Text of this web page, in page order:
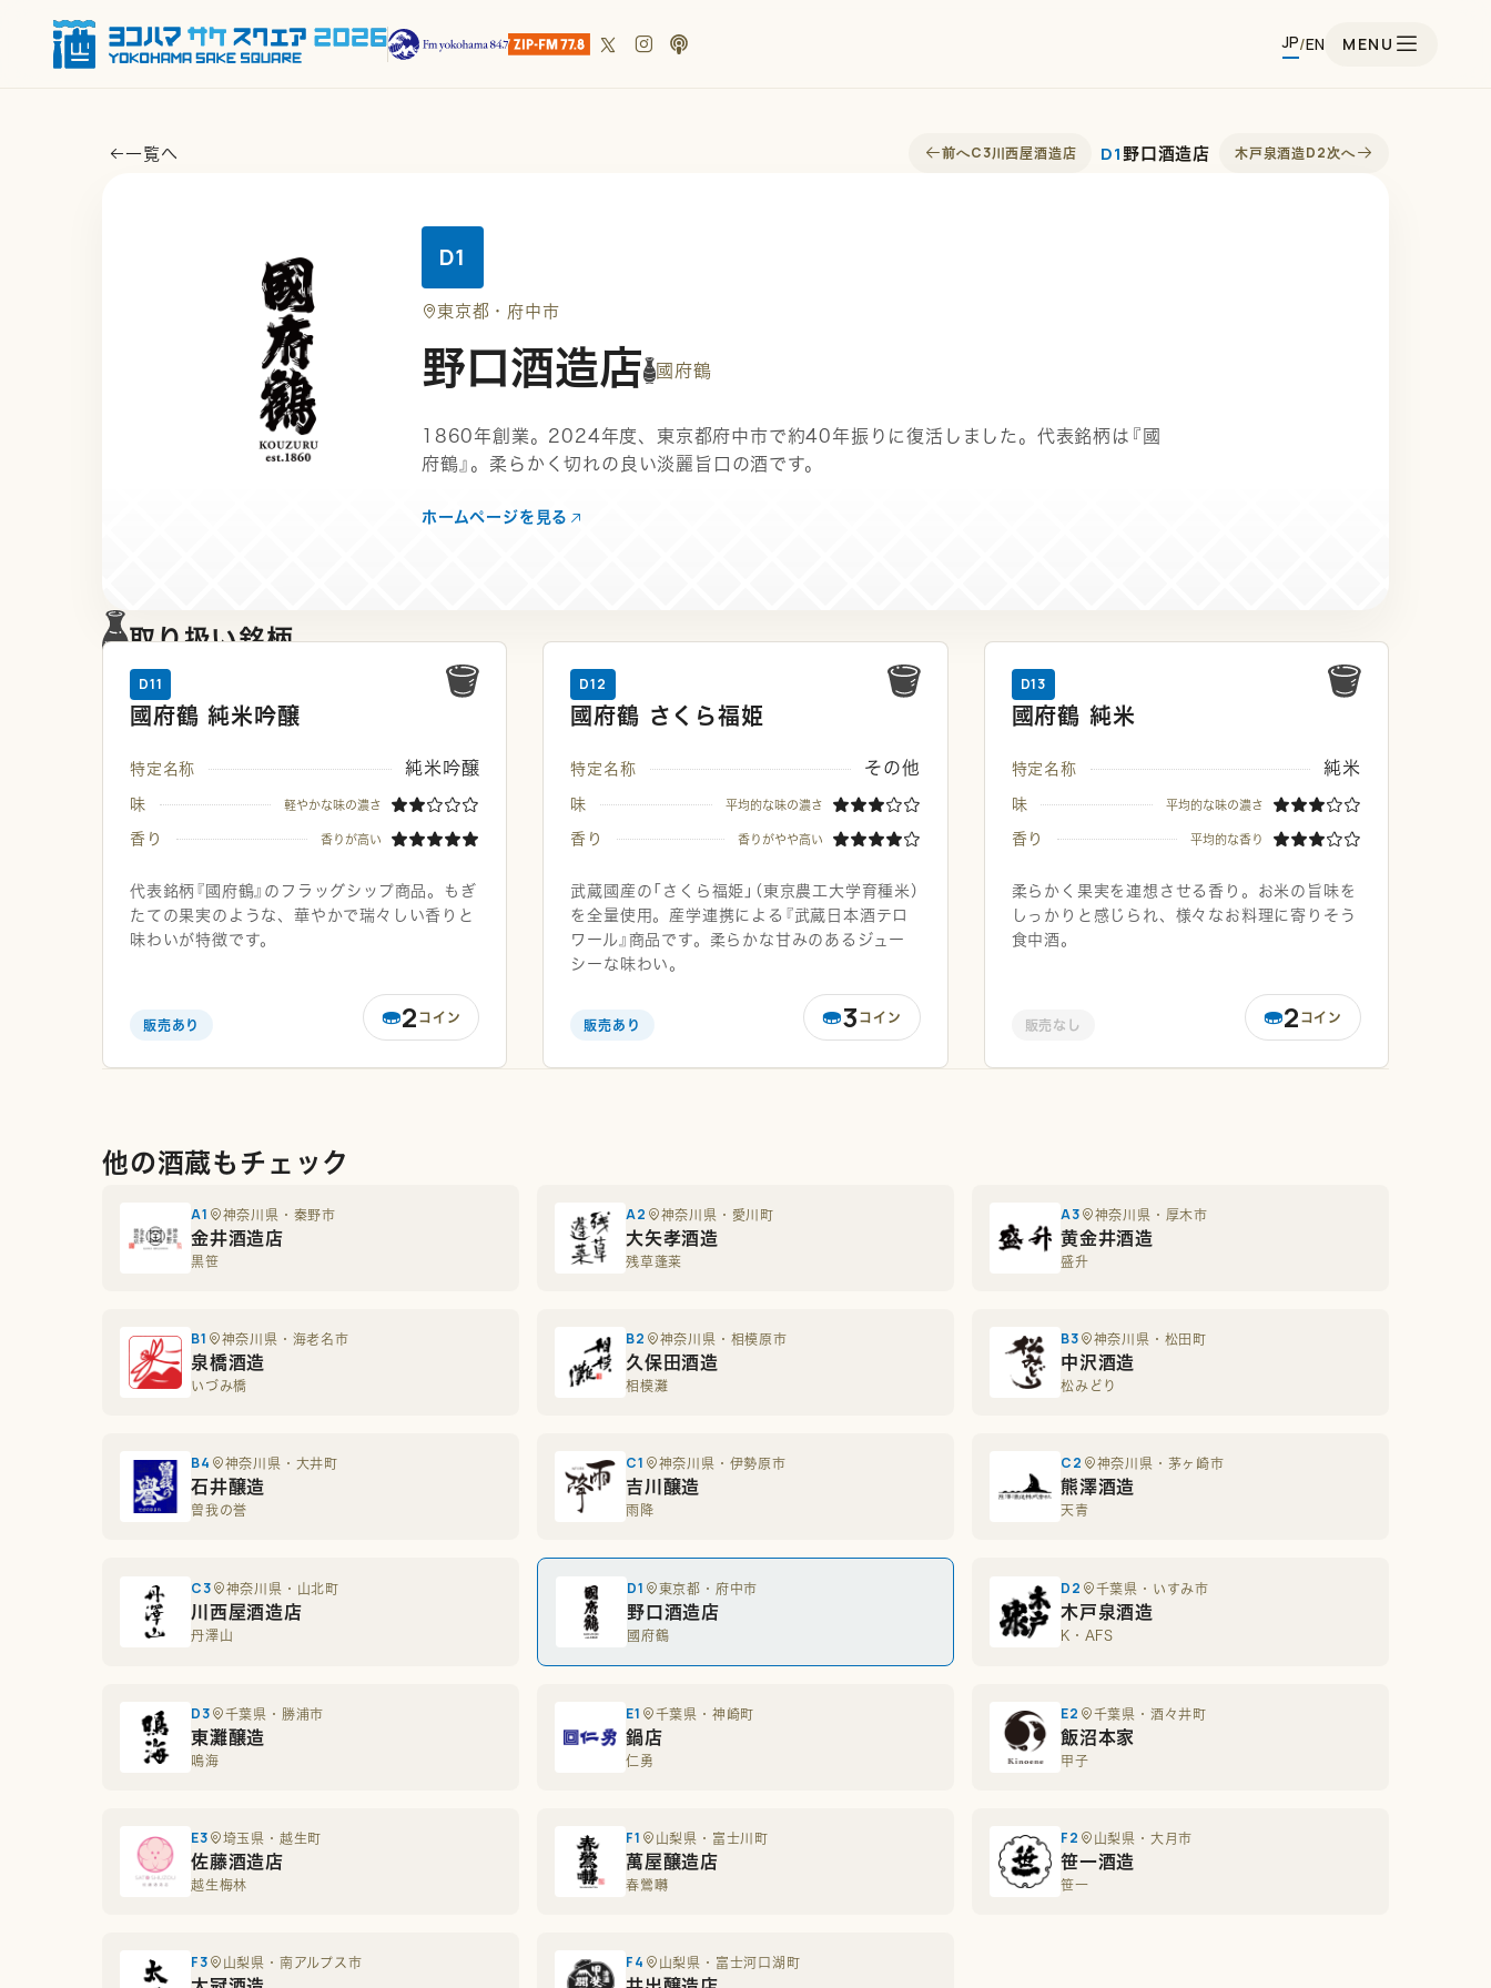
JP/EN MENU
一覧へ 前へC3川西屋酒造店 D1 野口酒造店 木戸泉酒造D2次へ
D1
東京都・府中市
野口酒造店 國府鶴
1860年創業。2024年度、東京都府中市で約40年振りに復活しました。代表銘柄は『國
府鶴』。柔らかく切れの良い淡麗旨口の酒です。
ホームページを見る
取り扱い銘柄
D11
國府鶴 純米吟醸
特定名称 純米吟醸
味 軽やかな味の濃さ
香り 香りが高い
代表銘柄『國府鶴』のフラッグシップ商品。もぎ
たての果実のような、華やかで瑞々しい香りと
味わいが特徴です。
販売あり 2 コイン
D12
國府鶴 さくら福姫
特定名称 その他
味 平均的な味の濃さ
香り 香りがやや高い
武蔵國産の「さくら福姫」（東京農工大学育種米）
を全量使用。産学連携による『武蔵日本酒テロ
ワール』商品です。柔らかな甘みのあるジュー
シーな味わい。
販売あり 3 コイン
D13
國府鶴 純米
特定名称 純米
味 平均的な味の濃さ
香り 平均的な香り
柔らかく果実を連想させる香り。お米の旨味を
しっかりと感じられ、様々なお料理に寄りそう
食中酒。
販売なし 2 コイン
他の酒蔵もチェック
A1 神奈川県・秦野市
金井酒造店
黒笹
A2 神奈川県・愛川町
大矢孝酒造
残草蓬莱
A3 神奈川県・厚木市
黄金井酒造
盛升
B1 神奈川県・海老名市
泉橋酒造
いづみ橋
B2 神奈川県・相模原市
久保田酒造
相模灘
B3 神奈川県・松田町
中沢酒造
松みどり
B4 神奈川県・大井町
石井醸造
曽我の誉
C1 神奈川県・伊勢原市
吉川醸造
雨降
C2 神奈川県・茅ヶ崎市
熊澤酒造
天青
C3 神奈川県・山北町
川西屋酒造店
丹澤山
D1 東京都・府中市
野口酒造店
國府鶴
D2 千葉県・いすみ市
木戸泉酒造
K・AFS
D3 千葉県・勝浦市
東灘醸造
鳴海
E1 千葉県・神崎町
鍋店
仁勇
E2 千葉県・酒々井町
飯沼本家
甲子
E3 埼玉県・越生町
佐藤酒造店
越生梅林
F1 山梨県・富士川町
萬屋醸造店
春鶯囀
F2 山梨県・大月市
笹一酒造
笹一
F3 山梨県・南アルプス市 F4 山梨県・富士河口湖町